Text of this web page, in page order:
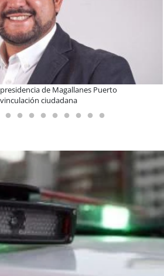
tecnología para modernizar la